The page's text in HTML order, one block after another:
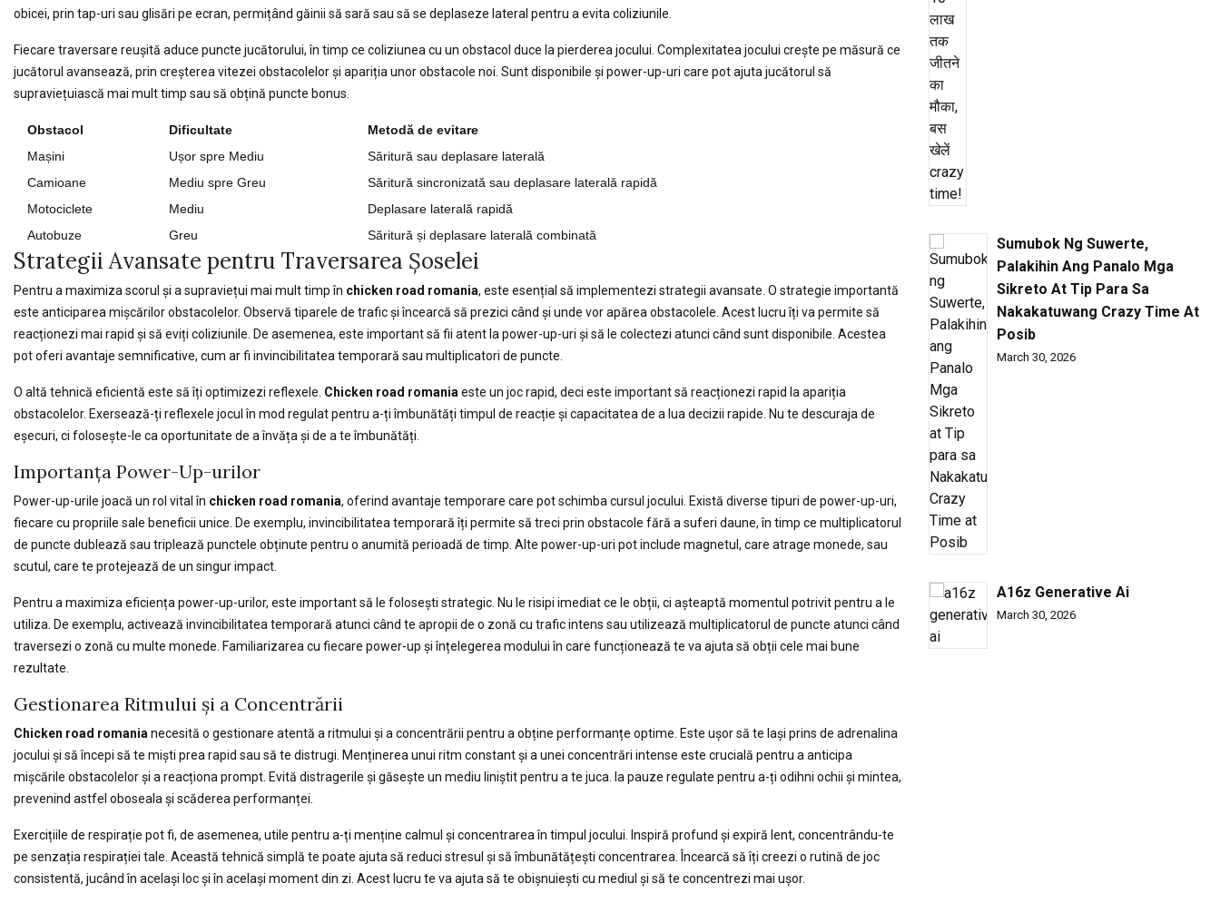
obicei, prin tap-uri sau glisări pe ecran, permițând găinii să sară sau să se deplaseze lateral pentru a evita coliziunile.
Fiecare traversare reușită aduce puncte jucătorului, în timp ce coliziunea cu un obstacol duce la pierderea jocului. Complexitatea jocului crește pe măsură ce
jucătorul avansează, prin creșterea vitezei obstacolelor și apariția unor obstacole noi. Sunt disponibile și power-up-uri care pot ajuta jucătorul să
supraviețuiască mai mult timp sau să obțină puncte bonus.
Obstacol Dificultate
Metodă de evitare
Mașini
Ușor spre Mediu
Săritură sau deplasare laterală
Camioane
Mediu spre Greu
Săritură sincronizată sau deplasare laterală rapidă
Motociclete
Mediu
Deplasare laterală rapidă
Autobuze
Greu Săritură și deplasare laterală combinată
Strategii Avansate pentru Traversarea Șoselei
Pentru a maximiza scorul și a supraviețui mai mult timp în chicken road romania, este esențial să implementezi strategii avansate. O strategie importantă
este anticiparea mișcărilor obstacolelor. Observă tiparele de trafic și încearcă să prezici când și unde vor apărea obstacolele. Acest lucru îți va permite să
reacționezi mai rapid și să eviți coliziunile. De asemenea, este important să fii atent la power-up-uri și să le colectezi atunci când sunt disponibile. Acestea
pot oferi avantaje semnificative, cum ar fi invincibilitatea temporară sau multiplicatori de puncte.
O altă tehnică eficientă este să îți optimizezi reflexele. Chicken road romania este un joc rapid, deci este important să reacționezi rapid la apariția
obstacolelor. Exersează-ți reflexele jocul în mod regulat pentru a-ți îmbunătăți timpul de reacție și capacitatea de a lua decizii rapide. Nu te descuraja de
eșecuri, ci folosește-le ca oportunitate de a învăța și de a te îmbunătăți.
Importanța Power-Up-urilor
Power-up-urile joacă un rol vital în chicken road romania, oferind avantaje temporare care pot schimba cursul jocului. Există diverse tipuri de power-up-uri,
fiecare cu propriile sale beneficii unice. De exemplu, invincibilitatea temporară îți permite să treci prin obstacole fără a suferi daune, în timp ce multiplicatorul
de puncte dublează sau triplează punctele obținute pentru o anumită perioadă de timp. Alte power-up-uri pot include magnetul, care atrage monede, sau
scutul, care te protejează de un singur impact.
Pentru a maximiza eficiența power-up-urilor, este important să le folosești strategic. Nu le risipi imediat ce le obții, ci așteaptă momentul potrivit pentru a le
utiliza. De exemplu, activează invincibilitatea temporară atunci când te apropii de o zonă cu trafic intens sau utilizează multiplicatorul de puncte atunci când
traversezi o zonă cu multe monede. Familiarizarea cu fiecare power-up și înțelegerea modului în care funcționează te va ajuta să obții cele mai bune
rezultate.
Gestionarea Ritmului și a Concentrării
Chicken road romania necesită o gestionare atentă a ritmului și a concentrării pentru a obține performanțe optime. Este ușor să te lași prins de adrenalina
jocului și să începi să te miști prea rapid sau să te distrugi. Menținerea unui ritm constant și a unei concentrări intense este crucială pentru a anticipa
mișcările obstacolelor și a reacționa prompt. Evită distragerile și găsește un mediu liniștit pentru a te juca. Ia pauze regulate pentru a-ți odihni ochii și mintea,
prevenind astfel oboseala și scăderea performanței.
Exercițiile de respirație pot fi, de asemenea, utile pentru a-ți menține calmul și concentrarea în timpul jocului. Inspiră profund și expiră lent, concentrându-te
pe senzația respirației tale. Această tehnică simplă te poate ajuta să reduci stresul și să îmbunătățești concentrarea. Încearcă să îți creezi o rutină de joc
consistentă, jucând în același loc și în același moment din zi. Acest lucru te va ajuta să te obișnuiești cu mediul și să te concentrezi mai ușor.
Sumubok Ng Suwerte,
Palakihin Ang Panalo Mga
Sikreto At Tip Para Sa
Nakakatuwang Crazy Time At
Posib
March 30, 2026
A16z Generative Ai
March 30, 2026